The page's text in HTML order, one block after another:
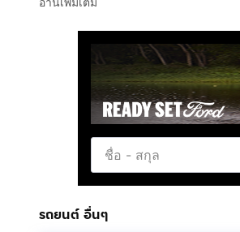
รถยนต์ อื่นๆ